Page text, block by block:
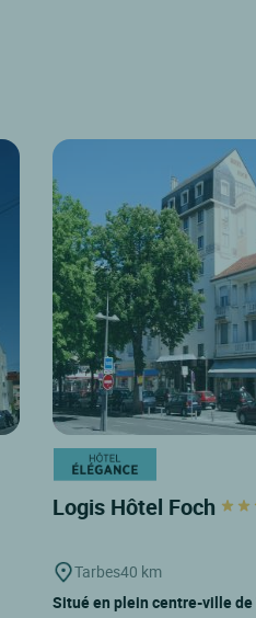
Logis Hôtel Foch
Tarbes40 km
Situé en plein centre-ville de